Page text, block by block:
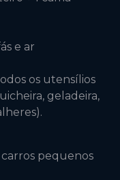
e ar
os utensílios
geladeira,
pequenos